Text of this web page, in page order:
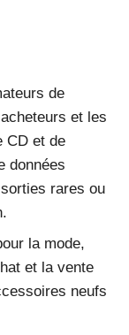
de
et les
CD et de
données
rares ou
la mode,
et la vente
neufs